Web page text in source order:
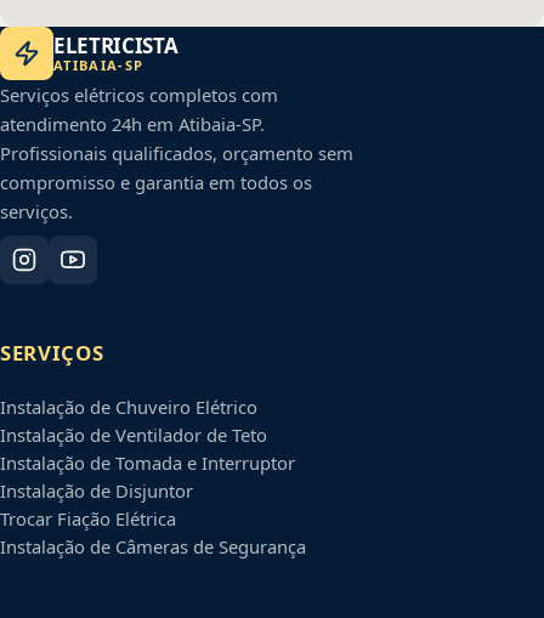
ELETRICISTA
ATIBAIA-SP
Serviços elétricos completos com
atendimento 24h em Atibaia-SP.
Profissionais qualificados, orçamento sem
compromisso e garantia em todos os
serviços.
SERVIÇOS
Instalação de Chuveiro Elétrico
Instalação de Ventilador de Teto
Instalação de Tomada e Interruptor
Instalação de Disjuntor
Trocar Fiação Elétrica
Instalação de Câmeras de Segurança